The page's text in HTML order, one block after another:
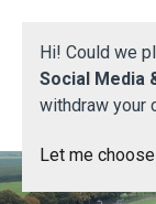
Home
Hi! Could we
Social Media
withdraw your
Let me choose